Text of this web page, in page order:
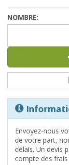
NOMBRE:
Envoyez-nous
de votre part,
délais. Un devis
compte des frais